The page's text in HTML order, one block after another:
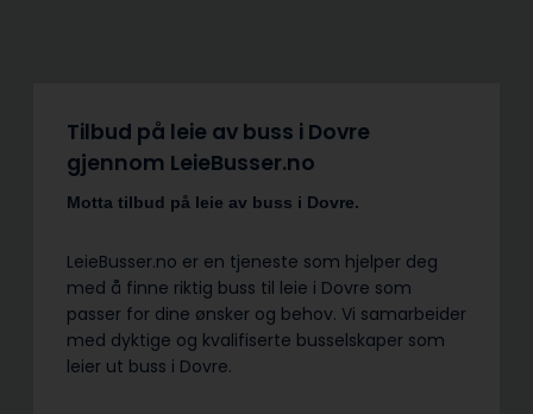
Tilbud på leie av buss i Dovre
gjennom LeieBusser.no
Motta tilbud på leie av buss i Dovre.
LeieBusser.no er en tjeneste som hjelper deg
med å finne riktig buss til leie i Dovre som
passer for dine ønsker og behov. Vi samarbeider
med dyktige og kvalifiserte busselskaper som
leier ut buss i Dovre.